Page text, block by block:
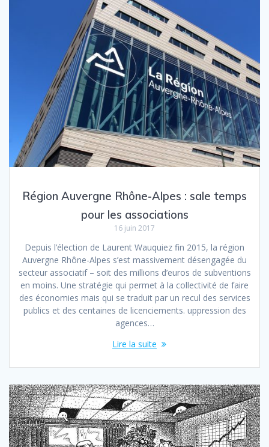
Région Auvergne Rhône-Alpes : sale temps
pour les associations
16 juin 2017
Depuis l’élection de Laurent Wauquiez fin 2015, la région
Auvergne Rhône-Alpes s’est massivement désengagée du
secteur associatif – soit des millions d’euros de subventions
en moins. Une stratégie qui permet à la collectivité de faire
des économies mais qui se traduit par un recul des services
publics et des centaines de licenciements. uppression des
agences…
Lire la suite